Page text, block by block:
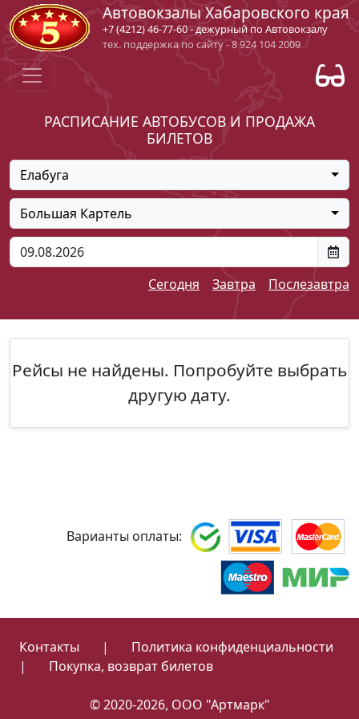
Автовокзалы Хабаровского края
+7 (4212) 46-77-60 - дежурный по Автовокзалу
тех. поддержка по сайту - 8 924 104 2009
РАСПИСАНИЕ АВТОБУСОВ И ПРОДАЖА
БИЛЕТОВ
Елабуга
Большая Картель
Сегодня Завтра Послезавтра
Рейсы не найдены. Попробуйте выбрать
другую дату.
Варианты оплаты:
Контакты |
Политика конфиденциальности
|
Покупка, возврат билетов
© 2020-2026, ООО "Артмарк"